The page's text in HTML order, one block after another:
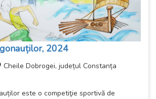
2024
Cheile Dobrogei, județul Constanța
este o competiţie sportivă de